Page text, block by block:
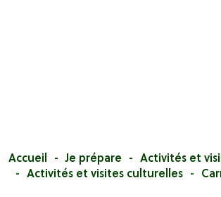
Accueil Je prépare
Activités et
Activités et visites culturelles